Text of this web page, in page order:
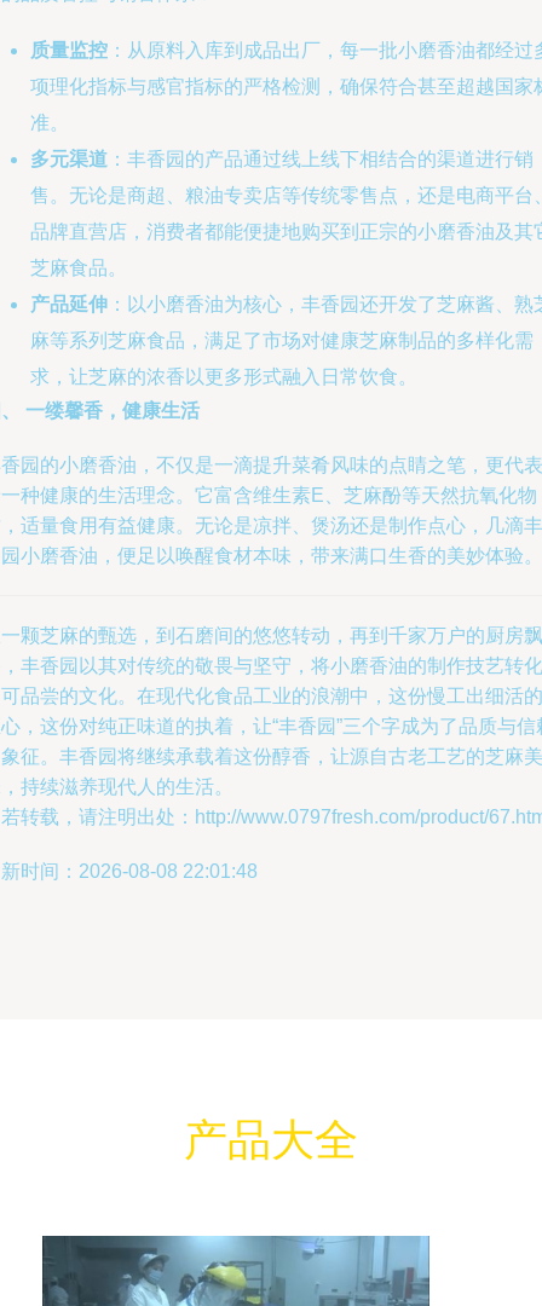
质量监控 ：从原料入库到成品出厂，每一批小磨香油都经过
项理化指标与感官指标的严格检测，确保符合甚至超越国家
准。
多元渠道 ：丰香园的产品通过线上线下相结合的渠道进行销
售。无论是商超、粮油专卖店等传统零售点，还是电商平台
品牌直营店，消费者都能便捷地购买到正宗的小磨香油及其
芝麻食品。
产品延伸 ：以小磨香油为核心，丰香园还开发了芝麻酱、熟
麻等系列芝麻食品，满足了市场对健康芝麻制品的多样化需
求，让芝麻的浓香以更多形式融入日常饮食。
一缕馨香，健康生活
园的小磨香油，不仅是一滴提升菜肴风味的点睛之笔，更代表
种健康的生活理念。它富含维生素E、芝麻酚等天然抗氧化物
适量食用有益健康。无论是凉拌、煲汤还是制作点心，几滴丰
小磨香油，便足以唤醒食材本味，带来满口生香的美妙体验。
颗芝麻的甄选，到石磨间的悠悠转动，再到千家万户的厨房飘
丰香园以其对传统的敬畏与坚守，将小磨香油的制作技艺转化
品尝的文化。在现代化食品工业的浪潮中，这份慢工出细活的
，这份对纯正味道的执着，让“丰香园”三个字成为了品质与信
征。丰香园将继续承载着这份醇香，让源自古老工艺的芝麻美
持续滋养现代人的生活。
转载，请注明出处：http://www.0797fresh.com/product/
时间：2026-08-08 22:01:48
产品大全